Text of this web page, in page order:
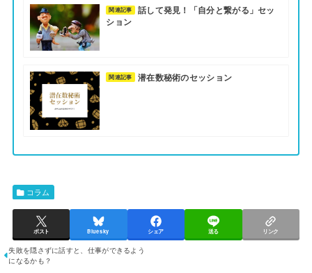
関連記事
話して発見！「自分と繋がる」セッ
ション
関連記事 潜在数秘術のセッション
コラム
ポスト Bluesky シェア 送る リンク
失敗を隠さずに話すと、仕事ができるよう
になるかも？